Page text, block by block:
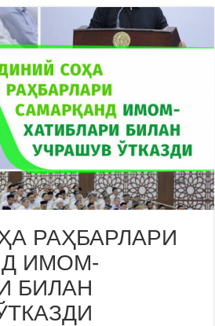
РАҲБАРЛАРИ
ИМОМ-
БИЛАН